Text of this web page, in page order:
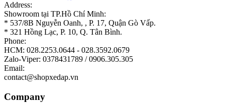
Address:
Showroom tại TP.Hồ Chí Minh:
* 537/8B Nguyễn Oanh, , P. 17, Quận Gò Vấp.
* 321 Hồng Lạc, P. 10, Q. Tân Bình.
Phone:
HCM: 028.2253.0644 - 028.3592.0679
Zalo-Viper: 0378431789 / 0906.305.305
Email:
contact@shopxedap.vn
Company